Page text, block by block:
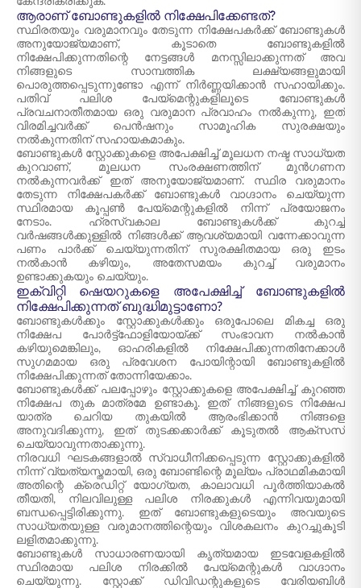
ആരാണ് ബോണ്ടുകളിൽ നിക്ഷേപിക്കേണ്ടത്?
സ്ഥിരതയും വരുമാനവും തേടുന്ന നിക്ഷേപകർക്ക് ബോണ്ടുകൾ
അനുയോജ്യമാണ്, കൂടാതെ ബോണ്ടുകളിൽ
നിക്ഷേപിക്കുന്നതിന്റെ നേട്ടങ്ങൾ മനസ്സിലാക്കുന്നത് അവ
നിങ്ങളുടെ സാമ്പത്തിക ലക്ഷ്യങ്ങളുമായി
പൊരുത്തപ്പെടുന്നുണ്ടോ എന്ന് നിർണ്ണയിക്കാൻ സഹായിക്കും.
പതിവ് പലിശ പേയ്‌മെന്റുകളിലൂടെ ബോണ്ടുകൾ
പ്രവചനാതീതമായ ഒരു വരുമാന പ്രവാഹം നൽകുന്നു, ഇത്
വിരമിച്ചവർക്ക് പെൻഷനും സാമൂഹിക സുരക്ഷയും
നൽകുന്നതിന് സഹായകമാകും.
ബോണ്ടുകൾ സ്റ്റോക്കുകളെ അപേക്ഷിച്ച് മൂലധന നഷ്ട സാധ്യത
കുറവാണ്, മൂലധന സംരക്ഷണത്തിന് മുൻഗണന
നൽകുന്നവർക്ക് ഇത് അനുയോജ്യമാണ്. സ്ഥിര വരുമാനം
തേടുന്ന നിക്ഷേപകർക്ക് ബോണ്ടുകൾ വാഗ്ദാനം ചെയ്യുന്ന
സ്ഥിരമായ കൂപ്പൺ പേയ്‌മെന്റുകളിൽ നിന്ന് പ്രയോജനം
നേടാം. ഹ്രസ്വകാല ബോണ്ടുകൾക്ക് കുറച്ച്
വർഷങ്ങൾക്കുള്ളിൽ നിങ്ങൾക്ക് ആവശ്യമായി വന്നേക്കാവുന്ന
പണം പാർക്ക് ചെയ്യുന്നതിന് സുരക്ഷിതമായ ഒരു ഇടം
നൽകാൻ കഴിയും, അതേസമയം കുറച്ച് വരുമാനം
ഉണ്ടാക്കുകയും ചെയ്യും.
ഇക്വിറ്റി ഷെയറുകളെ അപേക്ഷിച്ച് ബോണ്ടുകളിൽ
നിക്ഷേപിക്കുന്നത് ബുദ്ധിമുട്ടാണോ?
ബോണ്ടുകൾക്കും സ്റ്റോക്കുകൾക്കും ഒരുപോലെ മികച്ച ഒരു
നിക്ഷേപ പോർട്ട്‌ഫോളിയോയ്ക്ക് സംഭാവന നൽകാൻ
കഴിയുമെങ്കിലും, ഓഹരികളിൽ നിക്ഷേപിക്കുന്നതിനേക്കാൾ
സുഗമമായ ഒരു പ്രവേശന പോയിന്റായി ബോണ്ടുകളിൽ
നിക്ഷേപിക്കുന്നത് തോന്നിയേക്കാം.
ബോണ്ടുകൾക്ക് പലപ്പോഴും സ്റ്റോക്കുകളെ അപേക്ഷിച്ച് കുറഞ്ഞ
നിക്ഷേപ തുക മാത്രമേ ഉണ്ടാകൂ. ഇത് നിങ്ങളുടെ നിക്ഷേപ
യാത്ര ചെറിയ തുകയിൽ ആരംഭിക്കാൻ നിങ്ങളെ
അനുവദിക്കുന്നു, ഇത് തുടക്കക്കാർക്ക് കൂടുതൽ ആക്‌സസ്
ചെയ്യാവുന്നതാക്കുന്നു.
നിരവധി ഘടകങ്ങളാൽ സ്വാധീനിക്കപ്പെടുന്ന സ്റ്റോക്കുകളിൽ
നിന്ന് വ്യത്യസ്തമായി, ഒരു ബോണ്ടിന്റെ മൂല്യം പ്രാഥമികമായി
അതിന്റെ ക്രെഡിറ്റ് യോഗ്യത, കാലാവധി പൂർത്തിയാകൽ
തീയതി, നിലവിലുള്ള പലിശ നിരക്കുകൾ എന്നിവയുമായി
ബന്ധപ്പെട്ടിരിക്കുന്നു. ഇത് ബോണ്ടുകളുടെയും അവയുടെ
സാധ്യതയുള്ള വരുമാനത്തിന്റെയും വിശകലനം കുറച്ചുകൂടി
ലളിതമാക്കുന്നു.
ബോണ്ടുകൾ സാധാരണയായി കൃത്യമായ ഇടവേളകളിൽ
സ്ഥിരമായ പലിശ നിരക്കിൽ പേയ്‌മെന്റുകൾ വാഗ്ദാനം
ചെയ്യുന്നു. സ്റ്റോക്ക് ഡിവിഡന്റുകളുടെ വേരിയബിൾ